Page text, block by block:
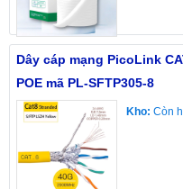
Dây cáp mạng PicoLink
POE mã PL-SFTP305-8
Kho: Còn